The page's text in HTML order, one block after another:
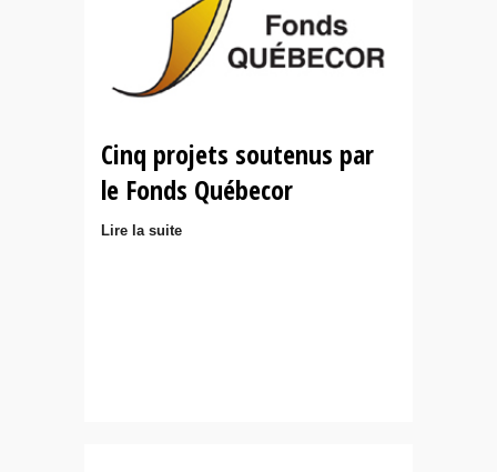
Cinq projets soutenus par
le Fonds Québecor
Lire la suite